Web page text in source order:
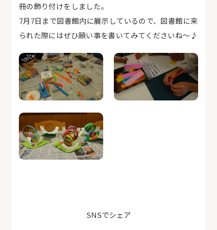
冊の飾り付けをしました。
7月7日まで図書館内に展示しているので、図書館に来
られた際にはぜひ願い事を書いてみてくださいね～♪
SNSでシェア